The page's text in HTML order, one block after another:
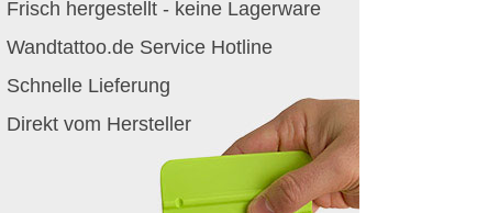
Frisch hergestellt - keine Lagerware
Wandtattoo.de Service Hotline
Schnelle Lieferung
Direkt vom Hersteller